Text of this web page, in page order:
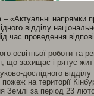
«Актуальні напрямки
відділу
час проведення
освітньої роботи
що захищає і рятує
дослідного
на території
Землі за період 23